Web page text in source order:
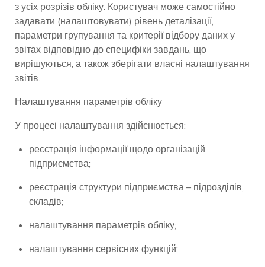
з усіх розрізів обліку. Користувач може самостійно
задавати (налаштовувати) рівень деталізації,
параметри групування та критерії відбору даних у
звітах відповідно до специфіки завдань, що
вирішуються, а також зберігати власні налаштування
звітів.
Налаштування параметрів обліку
У процесі налаштування здійснюється:
реєстрація інформації щодо організацій
підприємства;
реєстрація структури підприємства – підрозділів,
складів;
налаштування параметрів обліку;
налаштування сервісних функцій;